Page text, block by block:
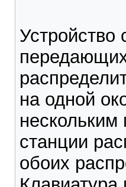
Устройство
на одной
станции
обоих